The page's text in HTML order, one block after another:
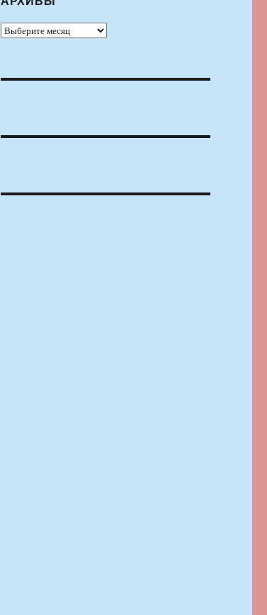
Архивы